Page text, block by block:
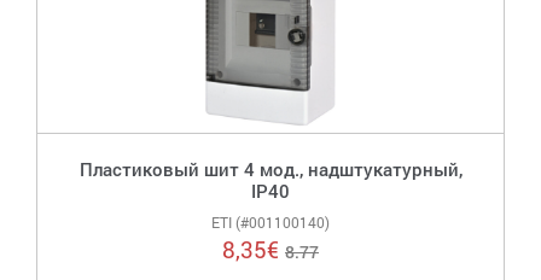
Пластиковый шит 4 мод., надштукатурный,
IP40
ETI (#001100140)
8,35€ 8.77